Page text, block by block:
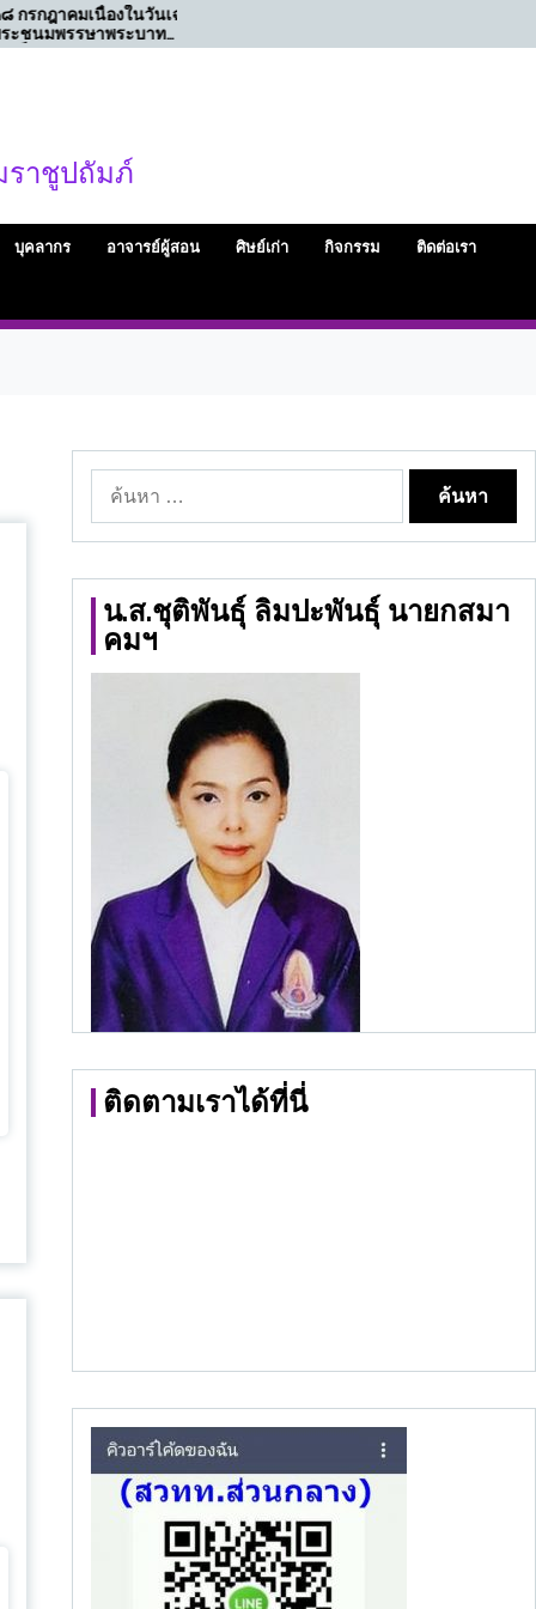
เฉลิม
รอบ ๕๐ ปี สมาคมนักวิทยุและ
ราชูปถัมภ์
บุคลากร อาจารย์ผู้สอน ศิษย์เก่า กิจกรรม ติดต่อเรา
ค้นหา
สำหรับ:
น.ส.ชุติพันธุ์ ลิมปะพันธุ์ นายกสมา
คมฯ
ติดตามเราได้ที่นี่